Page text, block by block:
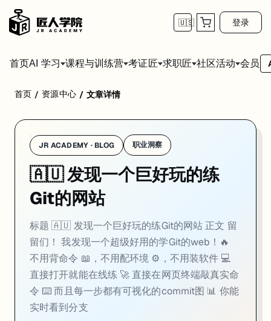
🇺🇸 登录
首页AI 学习 课程与训练营 考证匠 求职匠 社区活动 会员
标题
🇦🇺 发现一个巨好玩的练Git的网站
留留们！ 我发现一个超级好用的学Git的web！🔥 不用背命令 📖，不
感兴趣【GT】
#git教程#Git教程#AI工具#澳洲留学生#澳洲留子#澳洲IT#usyd#USYD
首页 / 资源中心 / 文章详情
JR ACADEMY · BLOG 职业洞察
🇦🇺 发现一个巨好玩的练
Git的网站
标题 🇦🇺 发现一个巨好玩的练Git的网站 正文 留
留们！ 我发现一个超级好用的学Git的web！🔥
不用背命令 📖，不用配环境 ⚙️，不用装软件 💻
直接打开就能在线练 🚀 直接在网页终端敲真实命
令 ⌨️ 而且每一步都有可视化的commit图 📊 你能
实时看到分支